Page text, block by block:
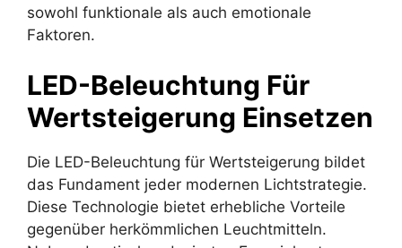
sowohl funktionale als auch emotionale
Faktoren.
LED-Beleuchtung Für
Wertsteigerung Einsetzen
Die LED-Beleuchtung für Wertsteigerung bildet
das Fundament jeder modernen Lichtstrategie.
Diese Technologie bietet erhebliche Vorteile
gegenüber herkömmlichen Leuchtmitteln.